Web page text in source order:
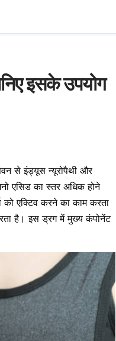
इसके उपयोग
से इंड्यूस न्यूरोपैथी और
एसिड का स्तर अधिक होने
को एक्टिव करने का काम करता
है। इस ड्रग में मुख्य कंपोनेंट